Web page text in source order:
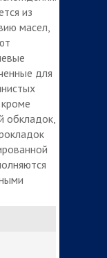
из
масел,
для
обкладок,